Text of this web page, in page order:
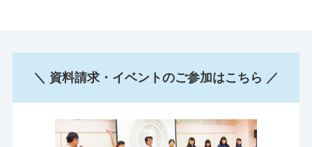
＼ 資料請求・イベントのご参加はこちら ／